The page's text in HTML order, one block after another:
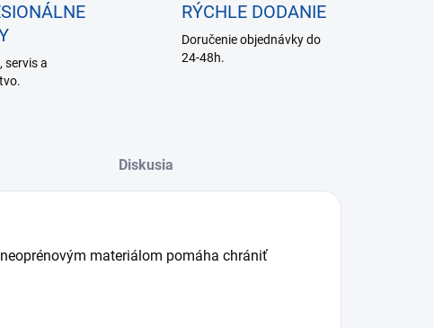
servis a
RÝCHLE DODANIE
Doručenie objednávky do
24-48h.
Diskusia
materiálom pomáha chrániť